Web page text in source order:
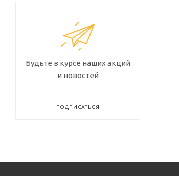
Будьте в курсе наших акций
и новостей
ПОДПИСАТЬСЯ